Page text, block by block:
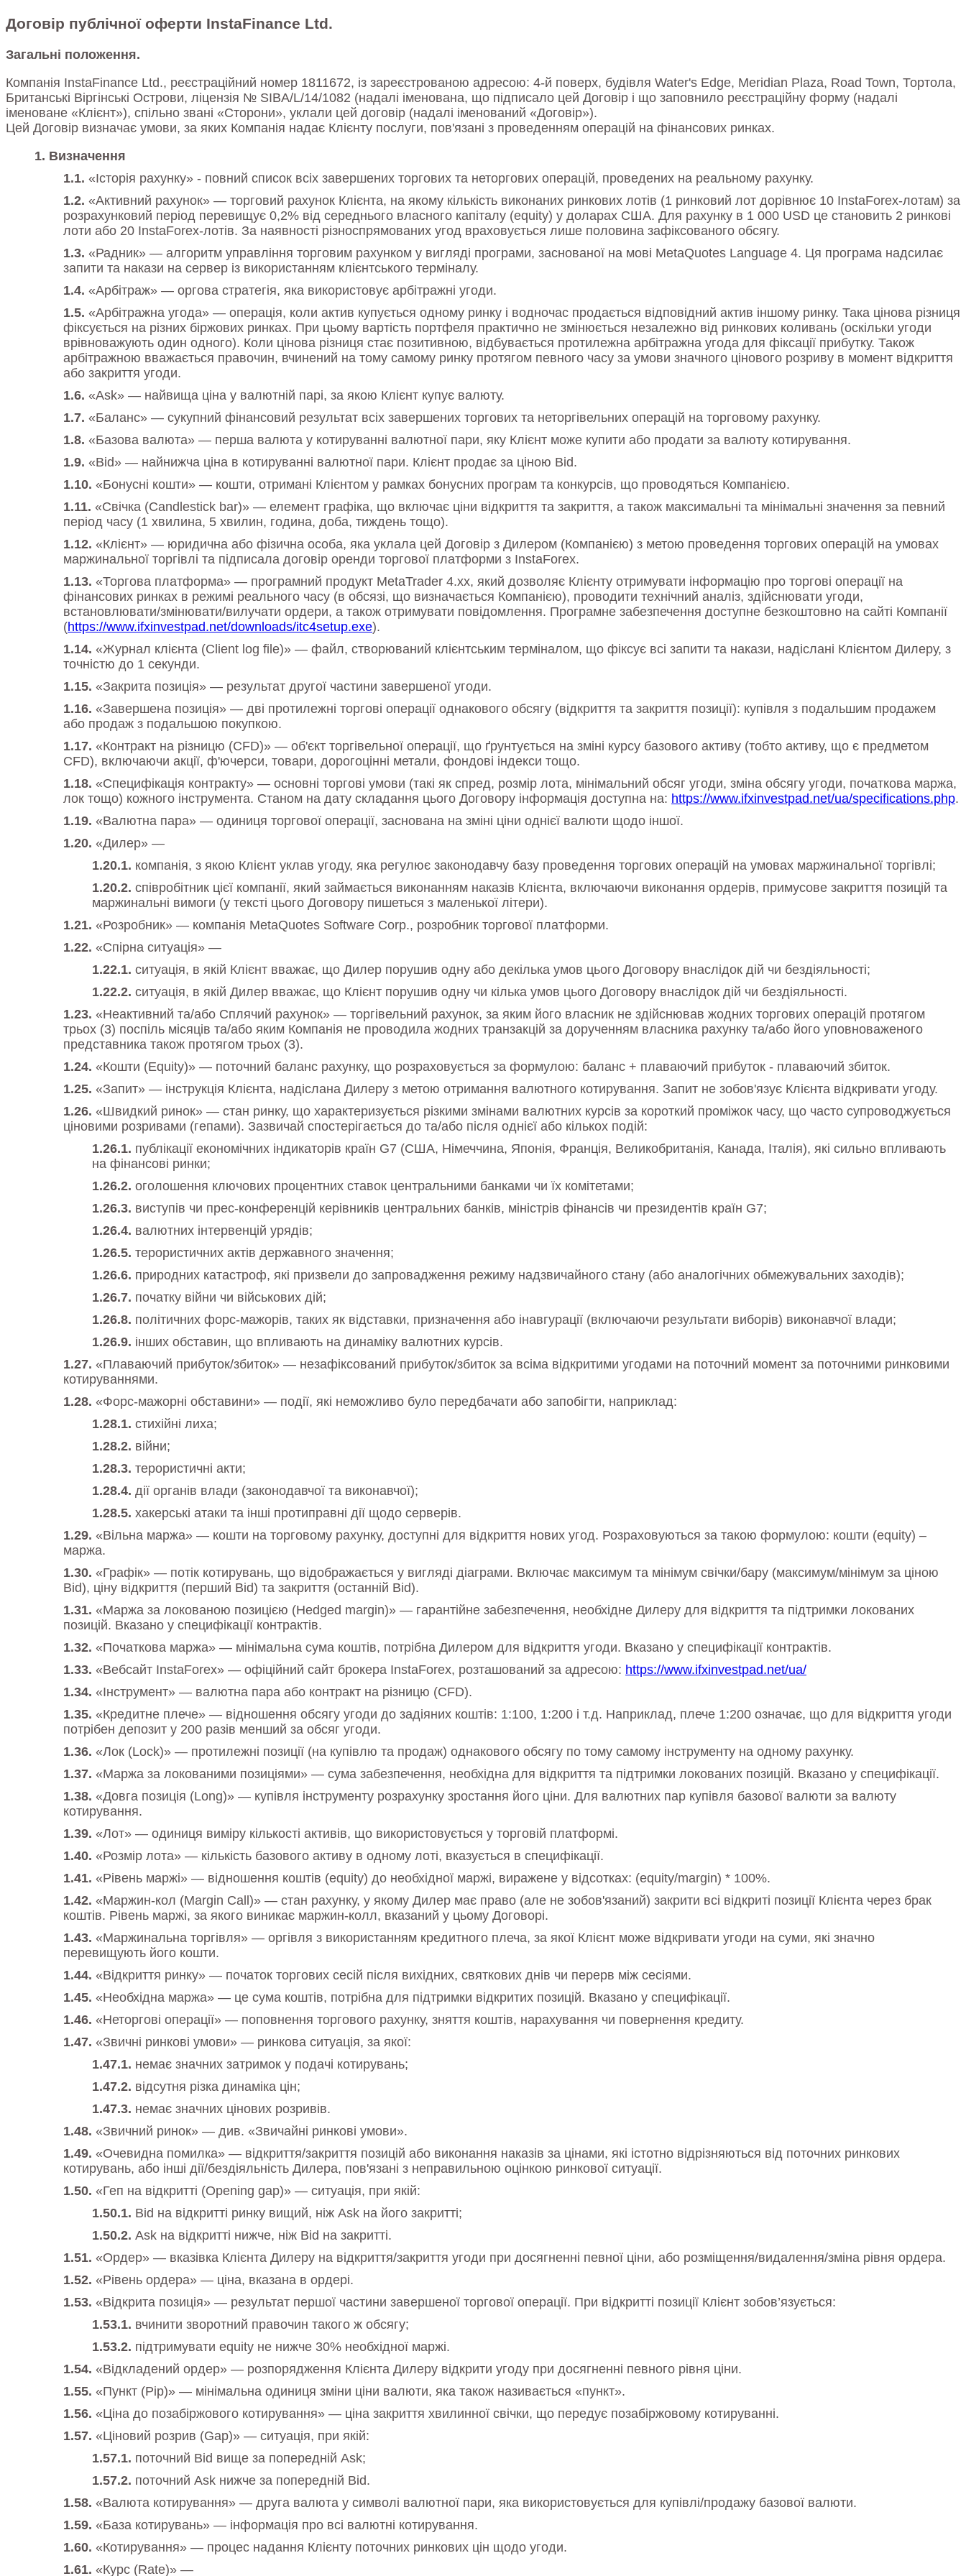
Договір публічної оферти InstaFinance Ltd.
Загальні положення.
Компанія InstaFinance Ltd., реєстраційний номер 1811672, із зареєстрованою адресою: 4-й поверх, будівля Water's Edge, Meridian Plaza, Road Town, Тортола,
Британські Віргінські Острови, ліцензія № SIBA/L/14/1082 (надалі іменована, що підписало цей Договір і що заповнило реєстраційну форму (надалі
іменоване «Клієнт»), спільно звані «Сторони», уклали цей договір (надалі іменований «Договір»).
Цей Договір визначає умови, за яких Компанія надає Клієнту послуги, пов'язані з проведенням операцій на фінансових ринках.
Визначення
«Історія рахунку» - повний список всіх завершених торгових та неторгових операцій, проведених на реальному рахунку.
«Активний рахунок» — торговий рахунок Клієнта, на якому кількість виконаних ринкових лотів (1 ринковий лот дорівнює 10 InstaForex-лотам) за
розрахунковий період перевищує 0,2% від середнього власного капіталу (equity) у доларах США. Для рахунку в 1 000 USD це становить 2 ринкові
лоти або 20 InstaForex-лотів. За наявності різноспрямованих угод враховується лише половина зафіксованого обсягу.
«Радник» — алгоритм управління торговим рахунком у вигляді програми, заснованої на мові MetaQuotes Language 4. Ця програма надсилає
запити та накази на сервер із використанням клієнтського терміналу.
«Арбітраж» — оргова стратегія, яка використовує арбітражні угоди.
«Арбітражна угода» — операція, коли актив купується одному ринку і водночас продається відповідний актив іншому ринку. Така цінова різниця
фіксується на різних біржових ринках. При цьому вартість портфеля практично не змінюється незалежно від ринкових коливань (оскільки угоди
врівноважують один одного). Коли цінова різниця стає позитивною, відбувається протилежна арбітражна угода для фіксації прибутку. Також
арбітражною вважається правочин, вчинений на тому самому ринку протягом певного часу за умови значного цінового розриву в момент відкриття
або закриття угоди.
«Ask» — найвища ціна у валютній парі, за якою Клієнт купує валюту.
«Баланс» — сукупний фінансовий результат всіх завершених торгових та неторгівельних операцій на торговому рахунку.
«Базова валюта» — перша валюта у котируванні валютної пари, яку Клієнт може купити або продати за валюту котирування.
«Bid» — найнижча ціна в котируванні валютної пари. Клієнт продає за ціною Bid.
«Бонусні кошти» — кошти, отримані Клієнтом у рамках бонусних програм та конкурсів, що проводяться Компанією.
«Свічка (Candlestick bar)» — елемент графіка, що включає ціни відкриття та закриття, а також максимальні та мінімальні значення за певний
період часу (1 хвилина, 5 хвилин, година, доба, тиждень тощо).
«Клієнт» — юридична або фізична особа, яка уклала цей Договір з Дилером (Компанією) з метою проведення торгових операцій на умовах
маржинальної торгівлі та підписала договір оренди торгової платформи з InstaForex.
«Торгова платформа» — програмний продукт MetaTrader 4.xx, який дозволяє Клієнту отримувати інформацію про торгові операції на
фінансових ринках в режимі реального часу (в обсязі, що визначається Компанією), проводити технічний аналіз, здійснювати угоди,
встановлювати/змінювати/вилучати ордери, а також отримувати повідомлення. Програмне забезпечення доступне безкоштовно на сайті Компанії
(https://www.ifxinvestpad.net/downloads/itc4setup.exe).
«Журнал клієнта (Client log file)» — файл, створюваний клієнтським терміналом, що фіксує всі запити та накази, надіслані Клієнтом Дилеру, з
точністю до 1 секунди.
«Закрита позиція» — результат другої частини завершеної угоди.
«Завершена позиція» — дві протилежні торгові операції однакового обсягу (відкриття та закриття позиції): купівля з подальшим продажем
або продаж з подальшою покупкою.
«Контракт на різницю (CFD)» — об'єкт торгівельної операції, що ґрунтується на зміні курсу базового активу (тобто активу, що є предметом
CFD), включаючи акції, ф'ючерси, товари, дорогоцінні метали, фондові індекси тощо.
«Специфікація контракту» — основні торгові умови (такі як спред, розмір лота, мінімальний обсяг угоди, зміна обсягу угоди, початкова маржа,
лок тощо) кожного інструмента. Станом на дату складання цього Договору інформація доступна на: https://www.ifxinvestpad.net/ua/specifications.php.
«Валютна пара» — одиниця торгової операції, заснована на зміні ціни однієї валюти щодо іншої.
«Дилер» —
компанія, з якою Клієнт уклав угоду, яка регулює законодавчу базу проведення торгових операцій на умовах маржинальної торгівлі;
співробітник цієї компанії, який займається виконанням наказів Клієнта, включаючи виконання ордерів, примусове закриття позицій та
маржинальні вимоги (у тексті цього Договору пишеться з маленької літери).
«Розробник» — компанія MetaQuotes Software Corp., розробник торгової платформи.
«Спірна ситуація» —
ситуація, в якій Клієнт вважає, що Дилер порушив одну або декілька умов цього Договору внаслідок дій чи бездіяльності;
ситуація, в якій Дилер вважає, що Клієнт порушив одну чи кілька умов цього Договору внаслідок дій чи бездіяльності.
«Неактивний та/або Сплячий рахунок» — торгівельний рахунок, за яким його власник не здійснював жодних торгових операцій протягом
трьох (3) поспіль місяців та/або яким Компанія не проводила жодних транзакцій за дорученням власника рахунку та/або його уповноваженого
представника також протягом трьох (3).
«Кошти (Equity)» — поточний баланс рахунку, що розраховується за формулою: баланс + плаваючий прибуток - плаваючий збиток.
«Запит» — інструкція Клієнта, надіслана Дилеру з метою отримання валютного котирування. Запит не зобов'язує Клієнта відкривати угоду.
«Швидкий ринок» — стан ринку, що характеризується різкими змінами валютних курсів за короткий проміжок часу, що часто супроводжується
ціновими розривами (гепами). Зазвичай спостерігається до та/або після однієї або кількох подій:
публікації економічних індикаторів країн G7 (США, Німеччина, Японія, Франція, Великобританія, Канада, Італія), які сильно впливають
на фінансові ринки;
оголошення ключових процентних ставок центральними банками чи їх комітетами;
виступів чи прес-конференцій керівників центральних банків, міністрів фінансів чи президентів країн G7;
валютних інтервенцій урядів;
терористичних актів державного значення;
природних катастроф, які призвели до запровадження режиму надзвичайного стану (або аналогічних обмежувальних заходів);
початку війни чи військових дій;
політичних форс-мажорів, таких як відставки, призначення або інавгурації (включаючи результати виборів) виконавчої влади;
інших обставин, що впливають на динаміку валютних курсів.
«Плаваючий прибуток/збиток» — незафіксований прибуток/збиток за всіма відкритими угодами на поточний момент за поточними ринковими
котируваннями.
«Форс-мажорні обставини» — події, які неможливо було передбачати або запобігти, наприклад:
стихійні лиха;
війни;
терористичні акти;
дії органів влади (законодавчої та виконавчої);
хакерські атаки та інші протиправні дії щодо серверів.
«Вільна маржа» — кошти на торговому рахунку, доступні для відкриття нових угод. Розраховуються за такою формулою: кошти (equity) –
маржа.
«Графік» — потік котирувань, що відображається у вигляді діаграми. Включає максимум та мінімум свічки/бару (максимум/мінімум за ціною
Bid), ціну відкриття (перший Bid) та закриття (останній Bid).
«Маржа за локованою позицією (Hedged margin)» — гарантійне забезпечення, необхідне Дилеру для відкриття та підтримки локованих
позицій. Вказано у специфікації контрактів.
«Початкова маржа» — мінімальна сума коштів, потрібна Дилером для відкриття угоди. Вказано у специфікації контрактів.
«Вебсайт InstaForex» — офіційний сайт брокера InstaForex, розташований за адресою: https://www.ifxinvestpad.net/ua/
«Інструмент» — валютна пара або контракт на різницю (CFD).
«Кредитне плече» — відношення обсягу угоди до задіяних коштів: 1:100, 1:200 і т.д. Наприклад, плече 1:200 означає, що для відкриття угоди
потрібен депозит у 200 разів менший за обсяг угоди.
«Лок (Lock)» — протилежні позиції (на купівлю та продаж) однакового обсягу по тому самому інструменту на одному рахунку.
«Маржа за локованими позиціями» — сума забезпечення, необхідна для відкриття та підтримки локованих позицій. Вказано у специфікації.
«Довга позиція (Long)» — купівля інструменту розрахунку зростання його ціни. Для валютних пар купівля базової валюти за валюту
котирування.
«Лот» — одиниця виміру кількості активів, що використовується у торговій платформі.
«Розмір лота» — кількість базового активу в одному лоті, вказується в специфікації.
«Рівень маржі» — відношення коштів (equity) до необхідної маржі, виражене у відсотках: (equity/margin) * 100%.
«Маржин-кол (Margin Call)» — стан рахунку, у якому Дилер має право (але не зобов'язаний) закрити всі відкриті позиції Клієнта через брак
коштів. Рівень маржі, за якого виникає маржин-колл, вказаний у цьому Договорі.
«Маржинальна торгівля» — оргівля з використанням кредитного плеча, за якої Клієнт може відкривати угоди на суми, які значно
перевищують його кошти.
«Відкриття ринку» — початок торгових сесій після вихідних, святкових днів чи перерв між сесіями.
«Необхідна маржа» — це сума коштів, потрібна для підтримки відкритих позицій. Вказано у специфікації.
«Неторгові операції» — поповнення торгового рахунку, зняття коштів, нарахування чи повернення кредиту.
«Звичні ринкові умови» — ринкова ситуація, за якої:
немає значних затримок у подачі котирувань;
відсутня різка динаміка цін;
немає значних цінових розривів.
«Звичний ринок» — див. «Звичайні ринкові умови».
«Очевидна помилка» — відкриття/закриття позицій або виконання наказів за цінами, які істотно відрізняються від поточних ринкових
котирувань, або інші дії/бездіяльність Дилера, пов'язані з неправильною оцінкою ринкової ситуації.
«Геп на відкритті (Opening gap)» — ситуація, при якій:
Bid на відкритті ринку вищий, ніж Ask на його закритті;
Ask на відкритті нижче, ніж Bid на закритті.
«Ордер» — вказівка ​​Клієнта Дилеру на відкриття/закриття угоди при досягненні певної ціни, або розміщення/видалення/зміна рівня ордера.
«Рівень ордера» — ціна, вказана в ордері.
«Відкрита позиція» — результат першої частини завершеної торгової операції. При відкритті позиції Клієнт зобов’язується:
вчинити зворотний правочин такого ж обсягу;
підтримувати equity не нижче 30% необхідної маржі.
«Відкладений ордер» — розпорядження Клієнта Дилеру відкрити угоду при досягненні певного рівня ціни.
«Пункт (Pip)» — мінімальна одиниця зміни ціни валюти, яка також називається «пункт».
«Ціна до позабіржового котирування» — ціна закриття хвилинної свічки, що передує позабіржовому котируванні.
«Ціновий розрив (Gap)» — ситуація, при якій:
поточний Bid вище за попередній Ask;
поточний Ask нижче за попередній Bid.
«Валюта котирування» — друга валюта у символі валютної пари, яка використовується для купівлі/продажу базової валюти.
«База котирувань» — інформація про всі валютні котирування.
«Котирування» — процес надання Клієнту поточних ринкових цін щодо угоди.
«Курс (Rate)» —